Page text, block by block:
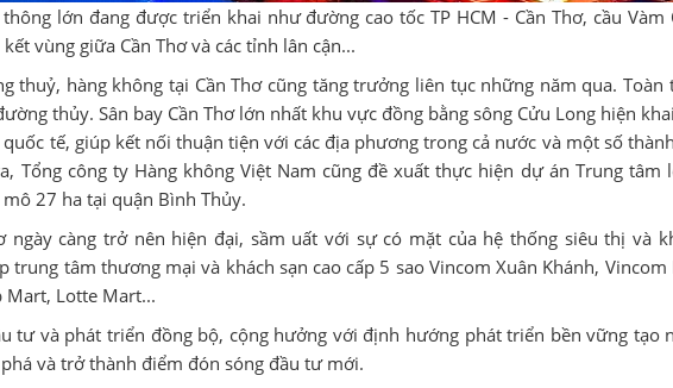
lớn đang được triển khai như đường cao tốc TP HCM - Cần Thơ, cầu Vàm
vùng giữa Cần Thơ và các tỉnh lân cận...
thuỷ, hàng không tại Cần Thơ cũng tăng trưởng liên tục những năm qua. Toàn
thủy. Sân bay Cần Thơ lớn nhất khu vực đồng bằng sông Cửu Long hiện
tế, giúp kết nối thuận tiện với các địa phương trong cả nước và một số
Tổng công ty Hàng không Việt Nam cũng đề xuất thực hiện dự án Trung tâm
27 ha tại quận Bình Thủy.
ngày càng trở nên hiện đại, sầm uất với sự có mặt của hệ thống siêu thị và
tâm thương mại và khách sạn cao cấp 5 sao Vincom Xuân Khánh, Vincom
Mart, Lotte Mart...
tư và phát triển đồng bộ, cộng hưởng với định hướng phát triển bền vững tạo
và trở thành điểm đón sóng đầu tư mới.